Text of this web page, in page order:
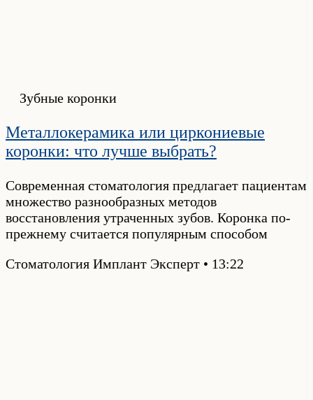
Зубные коронки
Металлокерамика или циркониевые
коронки: что лучше выбрать?
Современная стоматология предлагает пациентам
множество разнообразных методов
восстановления утраченных зубов. Коронка по-
прежнему считается популярным способом
Стоматология Имплант Эксперт
13:22